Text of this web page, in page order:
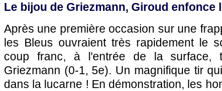
Le bijou de Griezmann, Giroud enfonce
Après une première occasion sur une
les Bleus ouvraient très rapidement le
coup franc, à l'entrée de la surface,
Griezmann (0-1, 5e). Un magnifique tir
dans la lucarne ! En démonstration, les